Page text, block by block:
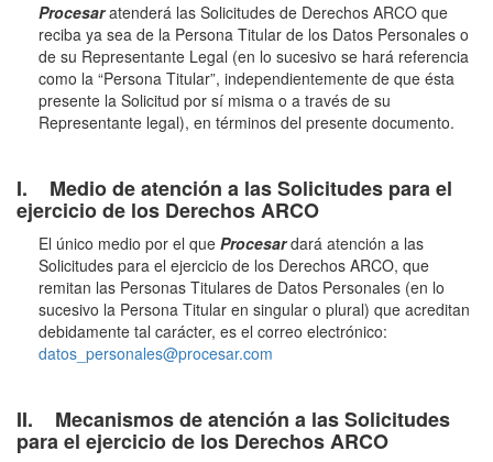
Procesaratenderá las Solicitudes de Derechos ARCO que
reciba ya sea de la Persona Titular de los Datos Personales o
de su Representante Legal (en lo sucesivo se hará referencia
como la “Persona Titular”, independientemente de que ésta
presente la Solicitud por sí misma o a través de su
Representante legal), en términos del presente documento.
I. Medio de atención a las Solicitudes para el
ejercicio de los Derechos ARCO
El único medio por el que Procesardará atención a las
Solicitudes para el ejercicio de los Derechos ARCO, que
remitan las Personas Titulares de Datos Personales (en lo
sucesivo la Persona Titular en singular o plural) que acreditan
debidamente tal carácter, es el correo electrónico:
datos_personales@procesar.com
II. Mecanismos de atención a las Solicitudes
para el ejercicio de los Derechos ARCO